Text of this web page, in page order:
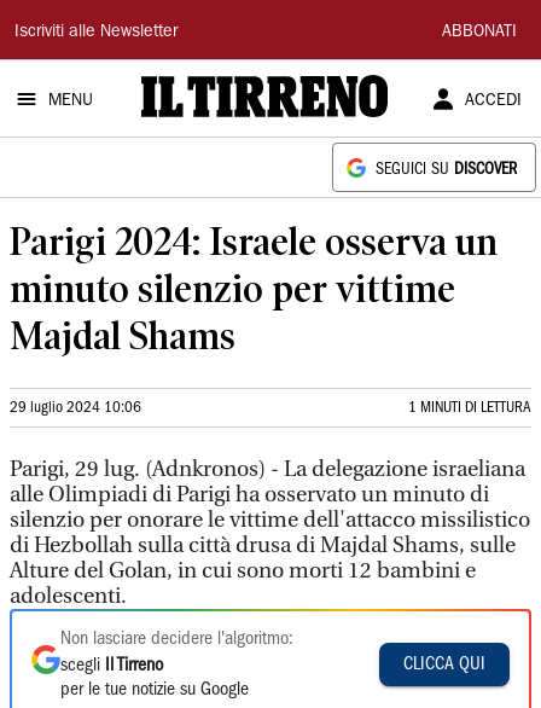
Il
Tirreno
Iscriviti alle Newsletter ABBONATI
MENU ACCEDI
SEGUICI SU DISCOVER
Parigi 2024: Israele osserva un
minuto silenzio per vittime
Majdal Shams
29 luglio 2024 10:06 1 MINUTI DI LETTURA
Parigi, 29 lug. (Adnkronos) - La delegazione israeliana
alle Olimpiadi di Parigi ha osservato un minuto di
silenzio per onorare le vittime dell'attacco missilistico
di Hezbollah sulla città drusa di Majdal Shams, sulle
Alture del Golan, in cui sono morti 12 bambini e
adolescenti.
Non lasciare decidere l'algoritmo:
scegli
Il Tirreno
per le tue notizie su Google
CLICCA QUI